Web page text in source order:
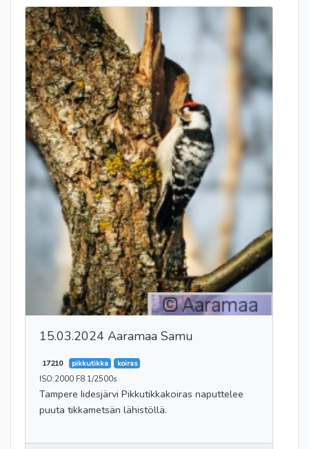
15.03.2024 Aaramaa Samu
17210 pikkutikka koiras
ISO:2000 F8 1/2500s
Tampere Iidesjärvi Pikkutikkakoiras naputtelee
puuta tikkametsän lähistöllä.